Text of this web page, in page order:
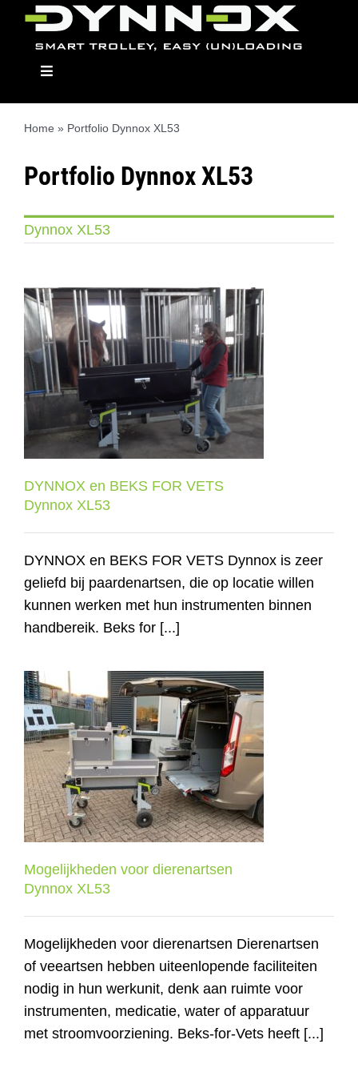
Toggle
Dynnox
Modellen
Dealers
Contact
Shop
Home » Portfolio Dynnox XL53
Portfolio Dynnox XL53
Dynnox XL53
DYNNOX en BEKS FOR VETS
Dynnox XL53
DYNNOX en BEKS FOR VETS
Dynnox XL53
DYNNOX en BEKS FOR VETS Dynnox is zeer
geliefd bij paardenartsen, die op locatie willen
kunnen werken met hun instrumenten binnen
handbereik. Beks for [...]
Mogelijkheden voor dierenartsen
Dynnox XL53
Mogelijkheden voor dierenartsen
Dynnox XL53
Mogelijkheden voor dierenartsen Dierenartsen
of veeartsen hebben uiteenlopende faciliteiten
nodig in hun werkunit, denk aan ruimte voor
instrumenten, medicatie, water of apparatuur
met stroomvoorziening. Beks-for-Vets heeft [...]